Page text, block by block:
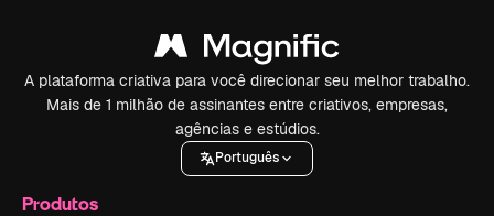
A plataforma criativa para você direcionar seu melhor trabalho.
Mais de 1 milhão de assinantes entre criativos, empresas,
agências e estúdios.
Português
Produtos